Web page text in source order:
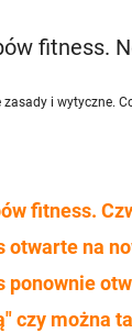
i wytyczne.
fitness.
otwarte na
ponownie
czy można